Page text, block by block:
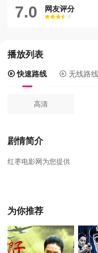
7.0 网友评分
很差
较差还行推荐力荐
播放列表
快速路线 无线路线
高清
剧情简介
红枣电影网为您提供
为你推荐